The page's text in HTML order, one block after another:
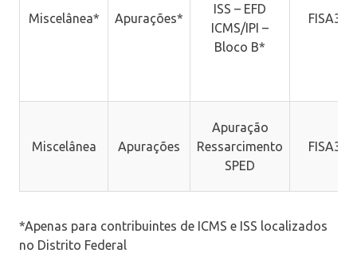
Miscelânea* Apurações*
ISS – EFD
ICMS/IPI –
Bloco B*
FISA300
Miscelânea Apurações
Apuração
Ressarcimento
SPED
FISA302
*Apenas para contribuintes de ICMS e ISS localizados
no Distrito Federal